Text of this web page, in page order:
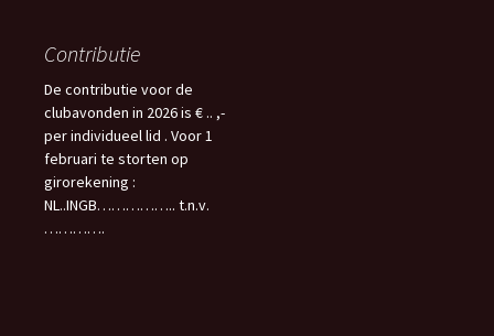
Contributie
De contributie voor de
clubavonden in 2026 is € .. ,-
per individueel lid . Voor 1
februari te storten op
girorekening :
NL..INGB…………….. t.n.v.
………….